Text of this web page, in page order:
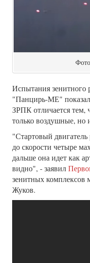
Испытания зенитного
"Панцирь-МЕ"
ЗРПК отличается тем,
только воздушные, но
"Стартовый двигатель
до скорости четыре
дальше она идет как
видно", - заявил
зенитных комплексов
Жуков.